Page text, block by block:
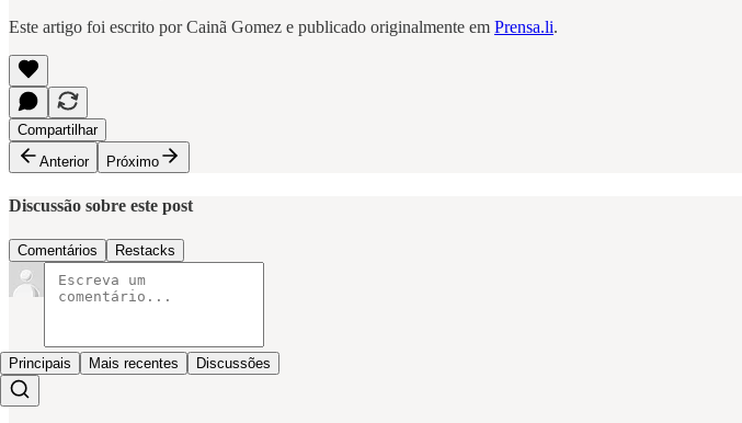
Este artigo foi escrito por Cainã Gomez e publicado originalmente em Prensa.li.
Compartilhar
Anterior
Próximo
Discussão sobre este post
Comentários Restacks
Principais Mais recentes Discussões